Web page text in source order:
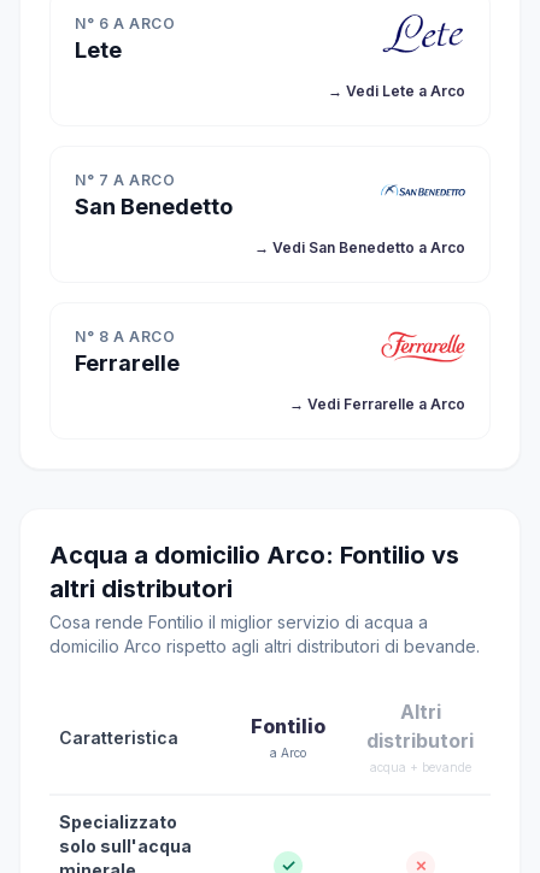
N° 6 A ARCO
Lete
→ Vedi Lete a Arco
N° 7 A ARCO
San Benedetto
→ Vedi San Benedetto a Arco
N° 8 A ARCO
Ferrarelle
→ Vedi Ferrarelle a Arco
Acqua a domicilio Arco: Fontilio vs
altri distributori
Cosa rende Fontilio il miglior servizio di acqua a
domicilio Arco rispetto agli altri distributori di bevande.
Caratteristica Fontilio
a Arco
Altri
distributori
acqua + bevande
Specializzato
solo sull'acqua
✓ ✗